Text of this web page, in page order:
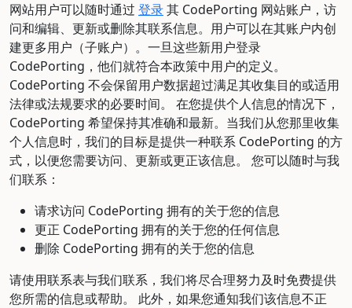
网站用户可以随时通过 登录其 CodePorting 网站账户，访
问和编辑、更新或删除其联系信息。用户可以在其账户内创
建更多用户（子账户）。一旦这些新用户登录
CodePorting，他们就符合本政策中用户的定义。
CodePorting 不会保留用户数据超过满足其收集目的或适用
法律或法规要求的必要时间。 在您提供个人信息的情况下，
CodePorting 希望保持其准确和最新。当我们从您那里收集
个人信息时，我们的目标是提供一种联系 CodePorting 的方
式，以便您需要访问、更新或更正该信息。 您可以随时与我
们联系：
请求访问 CodePorting 拥有的关于您的信息
更正 CodePorting 拥有的关于您的任何信息
删除 CodePorting 拥有的关于您的信息
请使用联系表与我们联系，我们将尽合理努力及时免费提供
您所需的信息或帮助。 此外，如果您通知我们该信息不正